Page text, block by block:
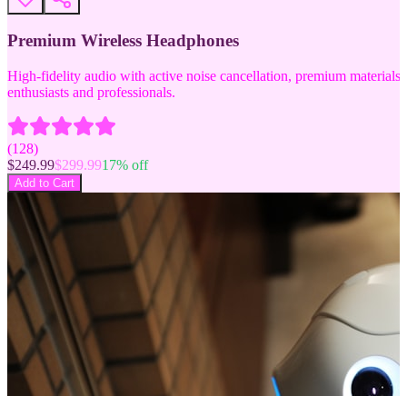
Premium Wireless Headphones
High-fidelity audio with active noise cancellation, premium
enthusiasts and professionals.
(128)
$249.99$299.9917% off
Add to Cart